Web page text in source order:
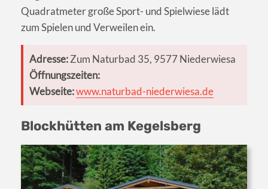
Quadratmeter große Sport- und Spielwiese lädt
zum Spielen und Verweilen ein.
Adresse:Zum Naturbad 35, 9577 Niederwiesa
Öffnungszeiten:
Webseite:www.naturbad-niederwiesa.de
Blockhütten am Kegelsberg